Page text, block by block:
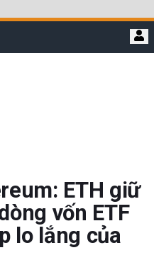
ETH giữ
vốn ETF
lo lắng của